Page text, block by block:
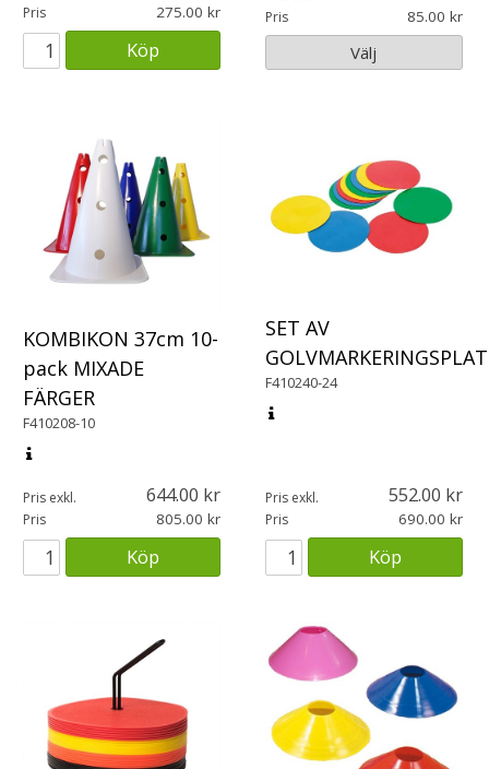
Pris 275.00
Köp
Pris 85.00
Välj
KOMBIKON 37cm 10-
pack MIXADE
FÄRGER
F410208-10
Pris exkl. 644.00
Pris 805.00
Köp
SET AV
F410240-24
Pris exkl. 552.00
Pris 690.00
Köp